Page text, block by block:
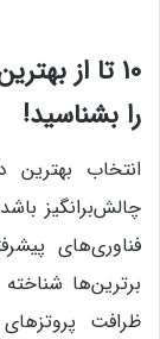
10 تا از
را بشناسید!
انتخاب بهترین
چالش‌برانگیز
فناوری‌های
برترین‌ها
ظرافت